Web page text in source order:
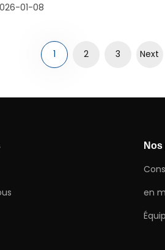
01-08
1 2 3 Next
en